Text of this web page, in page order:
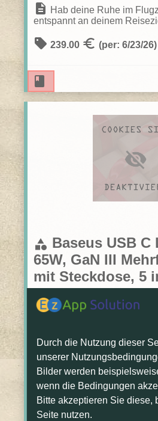
description Hab deine Ruhe im
entspannt an deinem
sell 239.00 euro (per: 6/23/26)
book
category Baseus USB C
65W, GaN III
mit Steckdose, 5
Schnellladegerät
Ladekabel,
MacBook, iPad,
Tablet
description Lade alle deine Geräte
trotzdem noch eine freie
Actioncam, Smartphone,
Durch die Nutzung dieser
unserer
Bilder werden
wenn die Bedingungen
Bitte akzeptieren Sie diese,
Seite nutzen.